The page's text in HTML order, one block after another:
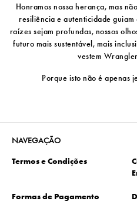
Honramos nossa herança, mas
resiliência e autenticidade guiam
raízes sejam profundas, nossos
futuro mais sustentável, mais
vestem
Porque isto não é apenas
NAVEGAÇÃO
Termos e Condições
Formas de Pagamento